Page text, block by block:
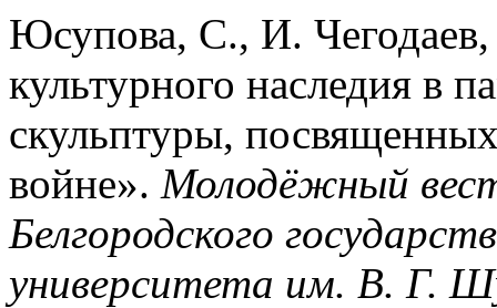
Юсупова, С., И.
культурного наследия в
скульптуры,
войне». Молодёжный
Белгородского
университета им. В. Г.